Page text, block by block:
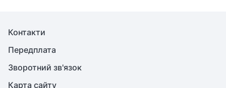
Контакти
Передплата
Зворотний зв'язок
Карта сайту